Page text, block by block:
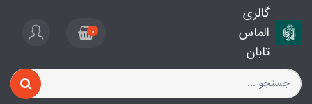
گالری
الماس
تابان
0